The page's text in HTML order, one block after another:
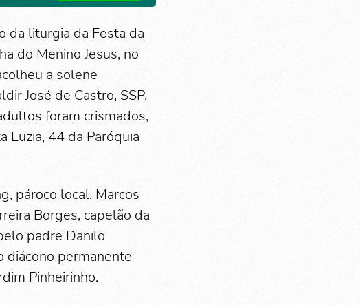
da liturgia da Festa da
do Menino Jesus, no
a solene
José de Castro, SSP,
foram crismados,
Luzia, 44 da Paróquia
pároco local, Marcos
Borges, capelão da
padre Danilo
diácono permanente
Pinheirinho.